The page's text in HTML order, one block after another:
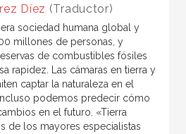
Díez (Traductor)
sociedad humana global y
millones de personas, y
de combustibles fósiles
rapidez. Las cámaras en tierra y
captar la naturaleza en el
podemos predecir cómo
en el futuro. «Tierra
de los mayores especialistas